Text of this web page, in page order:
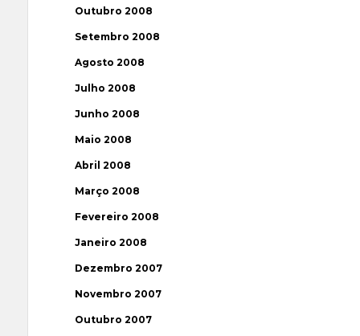
Outubro 2008
Setembro 2008
Agosto 2008
Julho 2008
Junho 2008
Maio 2008
Abril 2008
Março 2008
Fevereiro 2008
Janeiro 2008
Dezembro 2007
Novembro 2007
Outubro 2007